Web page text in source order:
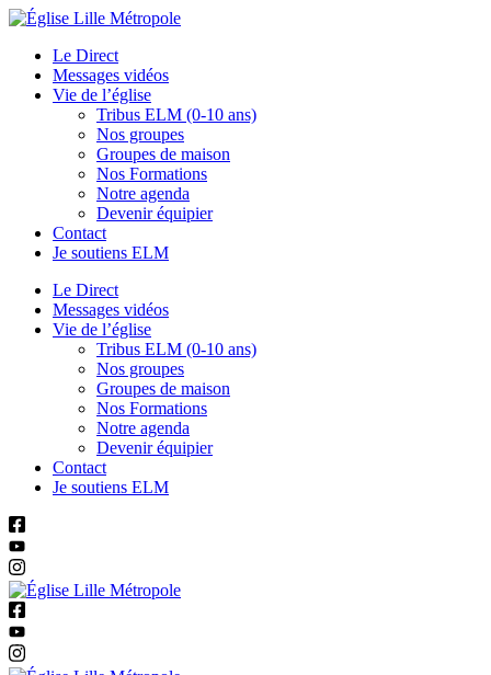
Le Direct
Messages vidéos
Vie de l’église
Tribus ELM (0-10 ans)
Nos groupes
Groupes de maison
Nos Formations
Notre agenda
Devenir équipier
Contact
Je soutiens ELM
Le Direct
Messages vidéos
Vie de l’église
Tribus ELM (0-10 ans)
Nos groupes
Groupes de maison
Nos Formations
Notre agenda
Devenir équipier
Contact
Je soutiens ELM